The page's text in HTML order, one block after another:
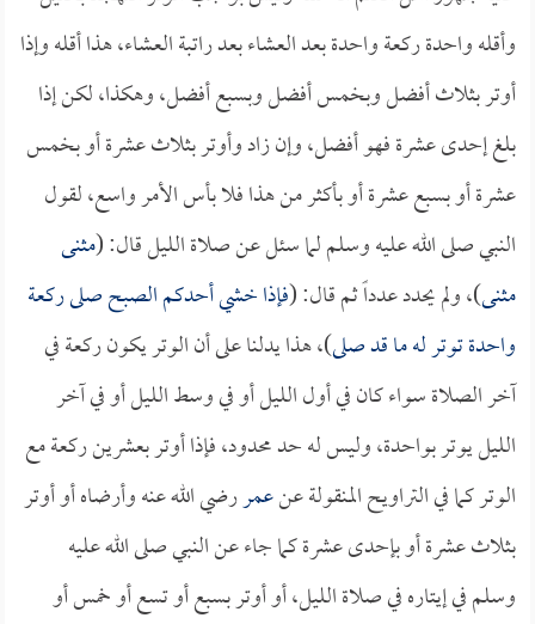
وأقله واحدة ركعة واحدة بعد العشاء بعد راتبة العشاء، هذا أقله وإذا
أوتر بثلاث أفضل وبخمس أفضل وبسبع أفضل، وهكذا، لكن إذا
بلغ إحدى عشرة فهو أفضل، وإن زاد وأوتر بثلاث عشرة أو بخمس
عشرة أو بسبع عشرة أو بأكثر من هذا فلا بأس الأمر واسع، لقول
النبي صلى الله عليه وسلم لما سئل عن صلاة الليل قال: (مثنى
مثنى)، ولم يحدد عدداً ثم قال: (فإذا خشي أحدكم الصبح صلى ركعة
واحدة توتر له ما قد صلى)، هذا يدلنا على أن الوتر يكون ركعة في
آخر الصلاة سواء كان في أول الليل أو في وسط الليل أو في آخر
الليل يوتر بواحدة، وليس له حد محدود، فإذا أوتر بعشرين ركعة مع
الوتر كما في التراويح المنقولة عنعمررضي الله عنه وأرضاه أو أوتر
بثلاث عشرة أو بإحدى عشرة كما جاء عن النبي صلى الله عليه
وسلم في إيتاره في صلاة الليل، أو أوتر بسبع أو تسع أو خمس أو